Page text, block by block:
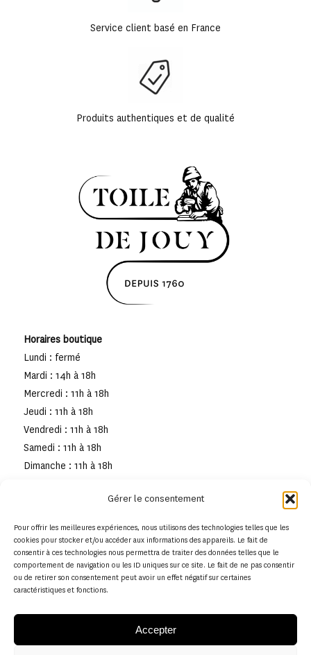
Gérer le consentement
Pour offrir les meilleures expériences, nous utilisons des technologies telles que les
cookies pour stocker et/ou accéder aux informations des appareils. Le fait de
consentir à ces technologies nous permettra de traiter des données telles que le
comportement de navigation ou les ID uniques sur ce site. Le fait de ne pas consentir
ou de retirer son consentement peut avoir un effet négatif sur certaines
caractéristiques et fonctions.
Accepter
Service client basé en France
Produits authentiques et de qualité
Horaires boutique
Lundi : fermé
Mardi : 14h à 18h
Mercredi : 11h à 18h
Jeudi : 11h à 18h
Vendredi : 11h à 18h
Samedi : 11h à 18h
Dimanche : 11h à 18h